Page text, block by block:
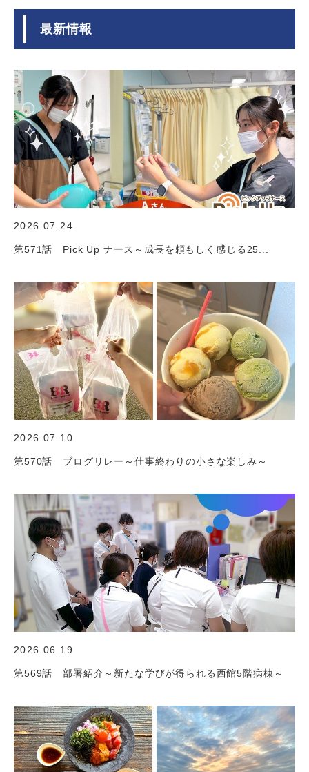
最新情報
2026.07.24
第571話 Pick Up ナース～成長を頼もしく感じる25...
2026.07.10
第570話 ブログリレー～仕事終わりの小さな楽しみ～
2026.06.19
第569話 部署紹介～新たな学びが得られる西館5階病棟～